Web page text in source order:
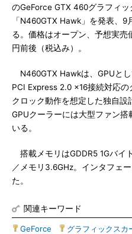
のGeForce GTX 460グラフィッ
「N460GTX Hawk」を発表、9
る。価格はオープン、予想実売
円前後（税込み）。
N460GTX Hawkは、GPUと
PCI Express 2.0 x16接続対応
クロック動作を想定した独自設
GPUクーラーには大型ファン
いる。
搭載メモリはGDDR5 1Gバイ
／メモリ3.6GHz。インタフェ
た。
関連キーワード
GeForce グラフィックスカ